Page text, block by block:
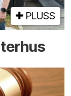
PLUSS